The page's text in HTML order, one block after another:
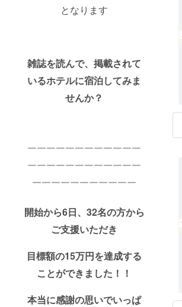
となります
雑誌を読んで、掲載されて
いるホテルに宿泊してみま
せんか？
￣￣￣￣￣￣￣￣￣￣￣￣
￣￣￣￣￣￣￣￣￣￣￣￣
￣￣￣￣￣￣￣￣￣￣￣
開始から6日、32名の方から
ご支援いただき
目標額の15万円を達成する
ことができました！！
本当に感謝の思いでいっぱ